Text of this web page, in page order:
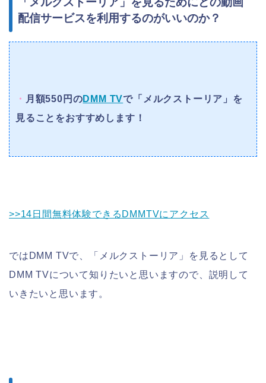
配信サービスを利用するのがいいのか？
・ 月額550円のDMM TVで「メルクストーリア」を
見ることをおすすめします！
>>14日間無料体験できるDMMTVにアクセス
ではDMM TVで、「メルクストーリア」を見るとして
DMM TVについて知りたいと思いますので、説明して
いきたいと思います。